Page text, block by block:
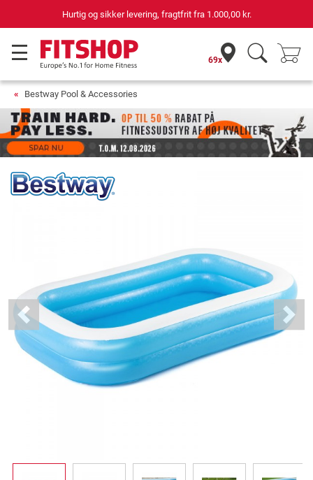
Hurtig og sikker levering, fragtfrit fra 1.000,00 kr.
69x
Bestway Pool & Accessories
Previous Next